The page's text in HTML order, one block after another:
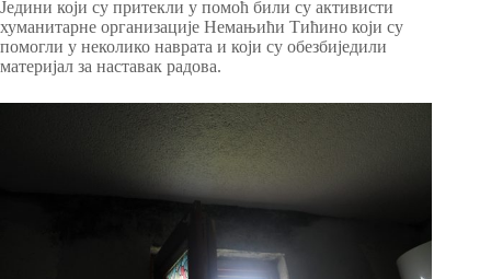
Једини који су притекли у помоћ били су активисти
хуманитарне организације Немањићи Тићино који су
помогли у неколико наврата и који су обезбиједили
материјал за наставак радова.